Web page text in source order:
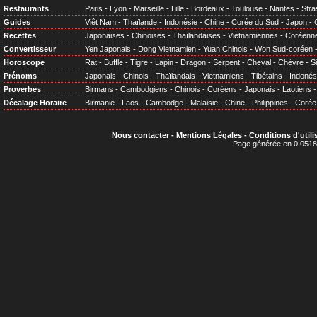
Restaurants Paris - Lyon - Marseille - Lille - Bordeaux - Toulouse - Nantes -
Guides
Viêt Nam - Thaïlande - Indonésie - Chine - Corée du Sud - Japon -
Recettes
Japonaises - Chinoises - Thaïlandaises - Vietnamiennes -
Convertisseur
Yen Japonais - Dong Vietnamien - Yuan Chinois - Won Sud-coréen
Horoscope
Rat - Buffle - Tigre - Lapin - Dragon - Serpent - Cheval - Chèvre -
Prénoms
Japonais - Chinois - Thaïlandais - Vietnamiens - Tibétains -
Proverbes
Birmans - Cambodgiens - Chinois - Coréens - Japonais - Laotiens
Décalage Horaire
Birmanie - Laos - Cambodge - Malaisie - Chine - Philippines - Corée
Nous contacter- Mentions Légales- Conditions
Page générée en